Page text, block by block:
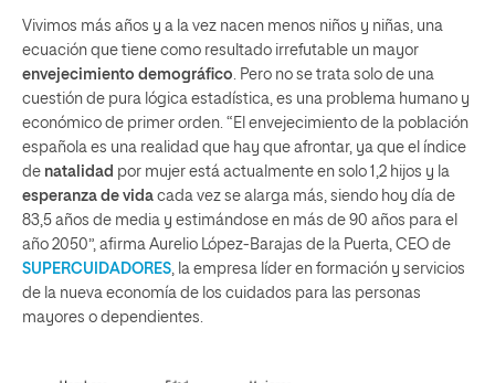
Vivimos más años y a la vez nacen menos niños y niñas, una
ecuación que tiene como resultado irrefutable un mayor
envejecimiento demográfico . Pero no se trata solo de una
cuestión de pura lógica estadística, es una problema humano y
económico de primer orden. “El envejecimiento de la población
española es una realidad que hay que afrontar, ya que el índice
de natalidad por mujer está actualmente en solo 1,2 hijos y la
esperanza de vida cada vez se alarga más, siendo hoy día de
83,5 años de media y estimándose en más de 90 años para el
año 2050”, afirma Aurelio López-Barajas de la Puerta, CEO de
SUPERCUIDADORES , la empresa líder en formación y servicios
de la nueva economía de los cuidados para las personas
mayores o dependientes.